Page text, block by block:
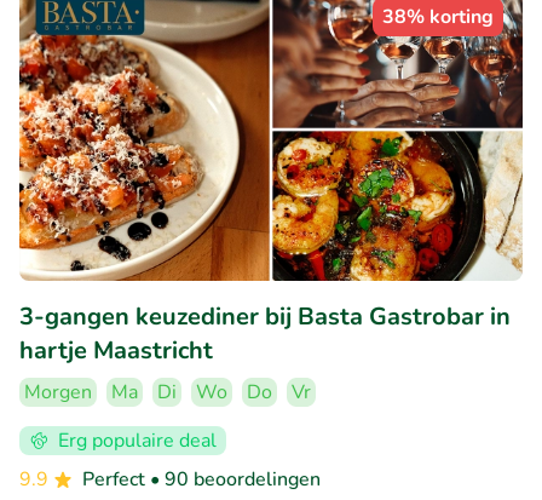
38% korting
3-gangen keuzediner bij Basta Gastrobar in
hartje Maastricht
Morgen Ma Di Wo Do
Vr
Erg populaire deal
9.9
Perfect • 90 beoordelingen